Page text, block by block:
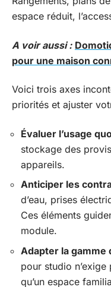
espace réduit,
A voir aussi :
pour une maison
Voici trois axes
priorités et ajuster
Évaluer l’usage
stockage des
appareils.
Anticiper les
d’eau, prises
Ces éléments
module.
Adapter la gamme
pour studio
qu’un espace